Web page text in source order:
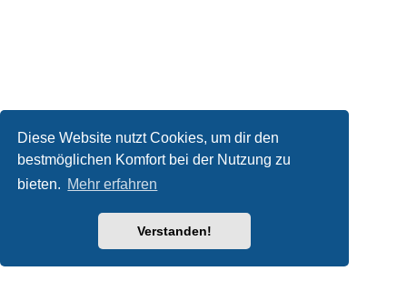
Diese Website nutzt Cookies, um dir den
bestmöglichen Komfort bei der Nutzung zu
bieten. Mehr erfahren
Verstanden!